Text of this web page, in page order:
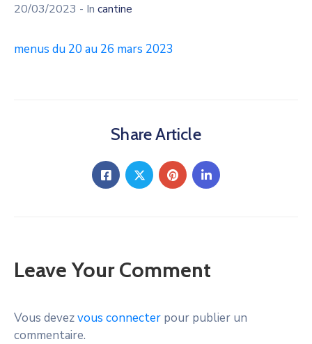
20/03/2023 - In cantine
menus du 20 au 26 mars 2023
Share Article
Leave Your Comment
Vous devezvous connecter pour publier un
commentaire.